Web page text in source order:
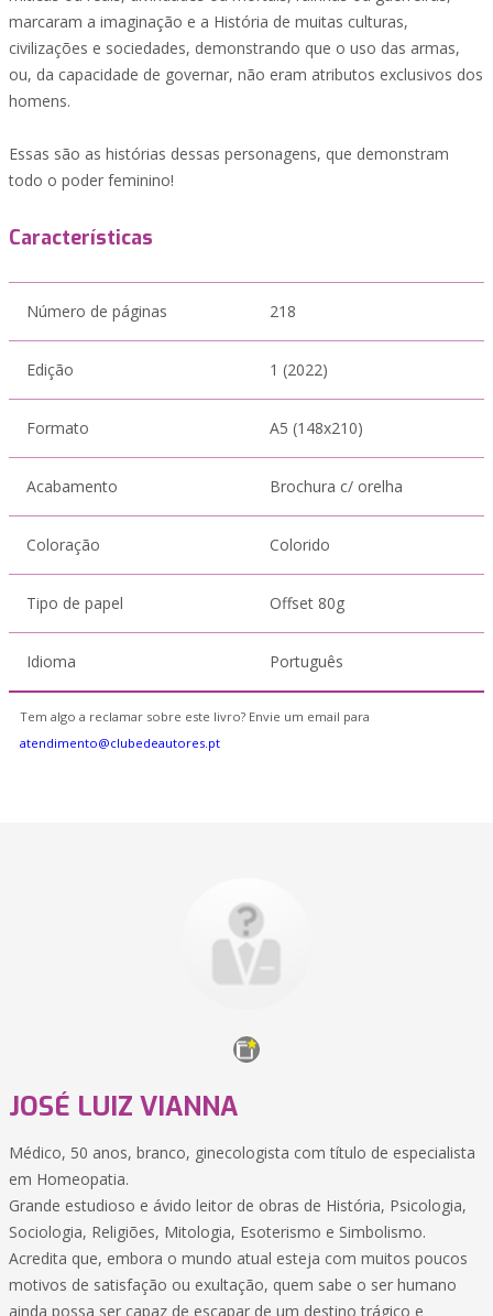
marcaram a imaginação e a História de muitas culturas,
civilizações e sociedades, demonstrando que o uso das armas,
ou, da capacidade de governar, não eram atributos exclusivos dos
homens.
Essas são as histórias dessas personagens, que demonstram
todo o poder feminino!
Características
Número de páginas 218
Edição 1 (2022)
Formato A5 (148x210)
Acabamento Brochura c/ orelha
Coloração Colorido
Tipo de papel Offset 80g
Idioma Português
Tem algo a reclamar sobre este livro? Envie um email para
atendimento@clubedeautores.pt
JOSÉ LUIZ VIANNA
Médico, 50 anos, branco, ginecologista com título de especialista
em Homeopatia.
Grande estudioso e ávido leitor de obras de História, Psicologia,
Sociologia, Religiões, Mitologia, Esoterismo e Simbolismo.
Acredita que, embora o mundo atual esteja com muitos poucos
motivos de satisfação ou exultação, quem sabe o ser humano
ainda possa ser capaz de escapar de um destino trágico e